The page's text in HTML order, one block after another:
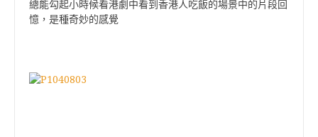
總能勾起小時候看港劇中看到香港人吃飯的場景中的片段回
憶，是種奇妙的感覺